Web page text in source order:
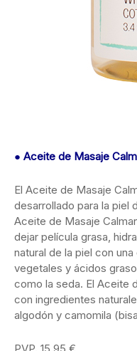
● Aceite de Masaje
El Aceite de Masaje
desarrollado para la piel
Aceite de Masaje
dejar película grasa,
natural de la piel con
vegetales y ácidos
como la seda. El Aceite
con ingredientes
algodón y camomila